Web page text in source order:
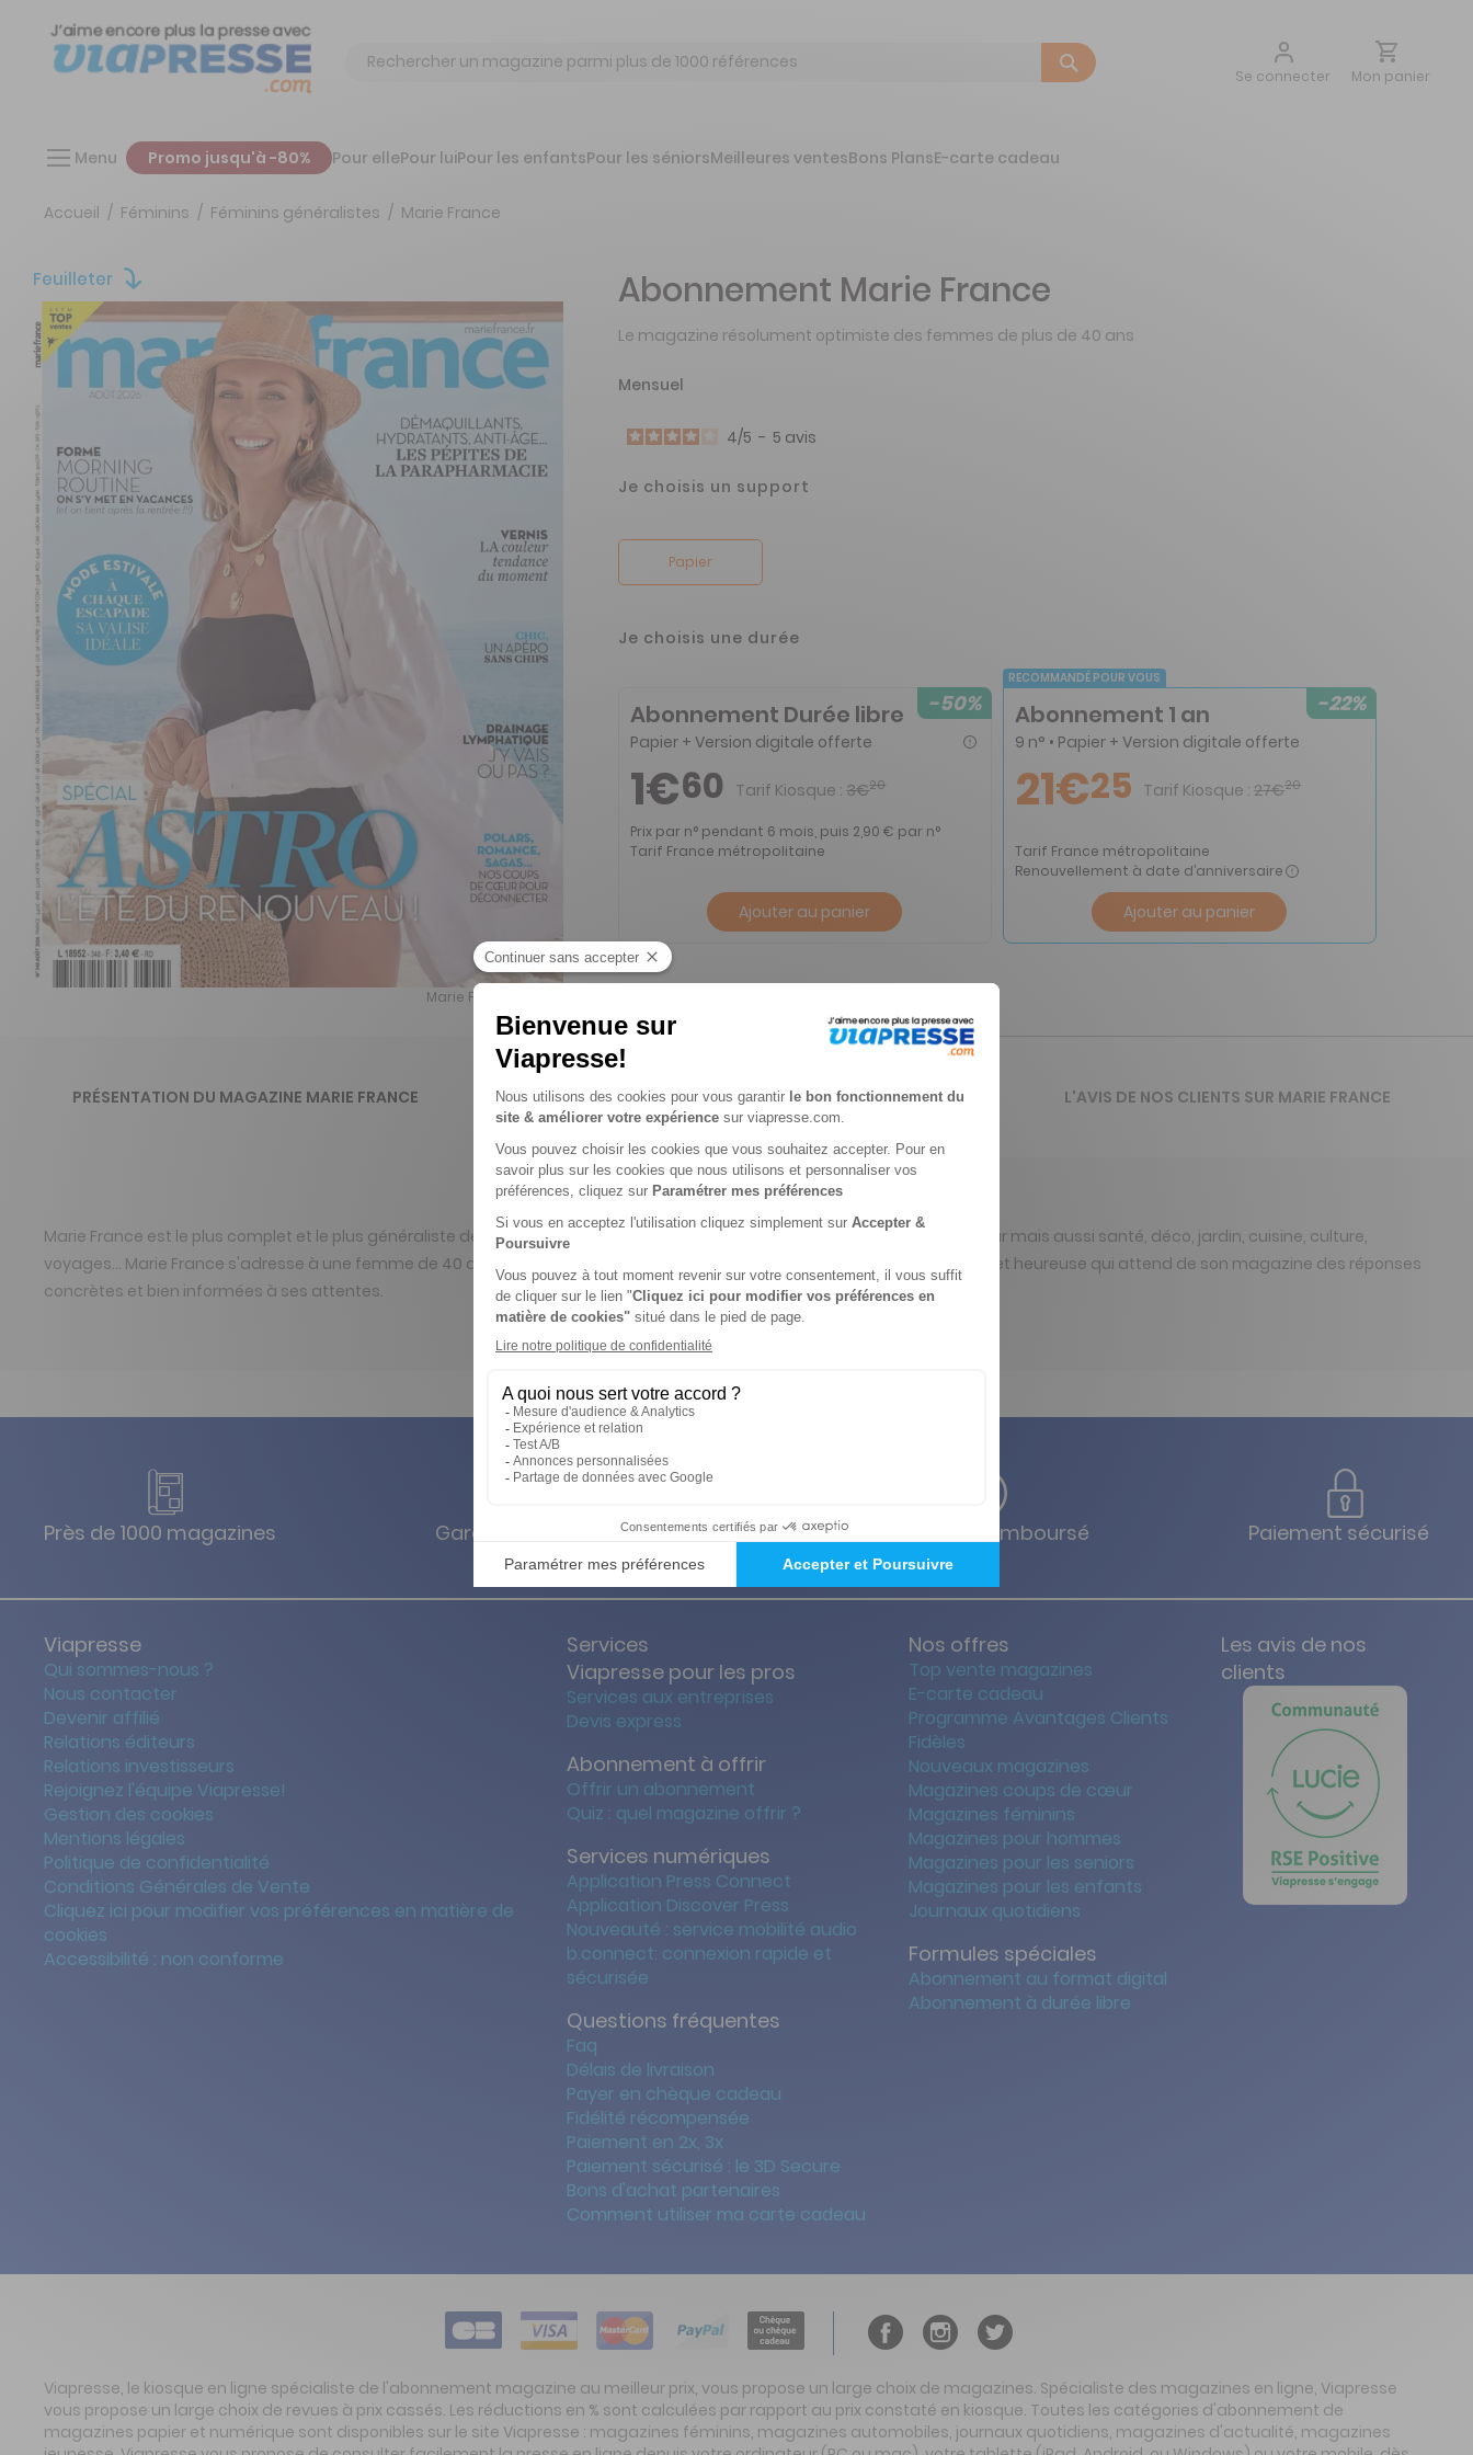
Chercher
Se connecter
Aller
Mon panier
Menu Promo jusqu'à -80% Pour ellePour luiPour les enfantsPour les séniorsMeilleures ventesBons PlansE-carte cadeau
Accueil Féminins Féminins généralistes Marie France
Feuilleter
Marie France n° 348
Abonnement Marie France
Le magazine résolument optimiste des femmes de plus de 40 ans
Mensuel
4/5 - 5 avis
Je choisis un support
Papier
Je choisis une durée
RECOMMANDÉ POUR VOUS
-22%
Abonnement 1 an
9 n° • Papier + Version digitale offerte
21€25 Tarif Kiosque : 27€20
Tarif France métropolitaine
Renouvellement à date d’anniversaire
Ajouter au panier
-50%
Abonnement Durée libre
Papier + Version digitale offerte
1€60 Tarif Kiosque : 3€20
Prix par n° pendant 6 mois, puis 2,90 € par n°
Tarif France métropolitaine
Ajouter au panier
PRÉSENTATION DU MAGAZINE MARIE FRANCE
Marie France est le plus complet et le plus généraliste des grands mensuels féminins : mode, beauté, sexe et psycho bien sûr mais aussi santé, déco, jardin, cuisine, culture,
voyages... Marie France s'adresse à une femme de 40 ans bien dans sa peau, en quête d'harmonie, rayonnante, épanouie et heureuse qui attend de son magazine des réponses
concrètes et bien informées à ses attentes.
L'AVIS DE VIAPRESSE SUR MARIE FRANCE L'AVIS DE NOS CLIENTS SUR MARIE FRANCE
Près de 1000 magazines Garanties des prix les + bas Satisfait ou remboursé Paiement sécurisé
Viapresse
Qui sommes-nous ?
Nous contacter
Devenir affilié
Relations éditeurs
Relations investisseurs
Rejoignez l'équipe Viapresse!
Gestion des cookies
Mentions légales
Politique de confidentialité
Conditions Générales de Vente
Cliquez ici pour modifier vos préférences en matière de
cookies
Accessibilité : non conforme
Services
Viapresse pour les pros
Services aux entreprises
Devis express
Abonnement à offrir
Offrir un abonnement
Quiz : quel magazine offrir ?
Services numériques
Application Press Connect
Application Discover Press
Nouveauté : service mobilité audio
b.connect: connexion rapide et
sécurisée
Questions fréquentes
Faq
Délais de livraison
Payer en chèque cadeau
Fidélité récompensée
Paiement en 2x, 3x
Paiement sécurisé : le 3D Secure
Bons d'achat partenaires
Comment utiliser ma carte cadeau
Nos offres
Top vente magazines
E-carte cadeau
Programme Avantages Clients
Fidèles
Nouveaux magazines
Magazines coups de cœur
Magazines féminins
Magazines pour hommes
Magazines pour les seniors
Magazines pour les enfants
Journaux quotidiens
Formules spéciales
Abonnement au format digital
Abonnement à durée libre
Les avis de nos
clients
Viapresse, le kiosque en ligne spécialiste de l'abonnement magazine au meilleur prix, vous propose un large choix de magazines. Spécialiste des magazines en ligne, Viapresse
vous propose un large choix de revues à prix cassés. Les réductions en % sont calculées par rapport au prix constaté en kiosque. Toutes les catégories d'abonnement de
magazines papier et numérique sont disponibles sur le site Viapresse : magazines féminins, magazines automobiles, journaux quotidiens, magazines d'actualité, magazines